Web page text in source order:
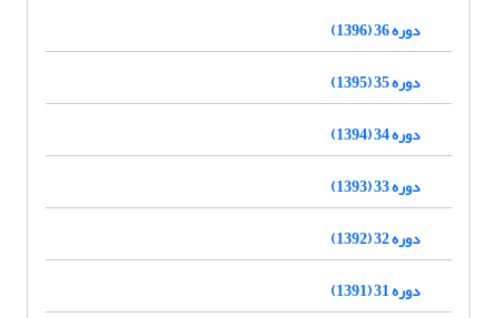
دوره 36 (1396)
دوره 35 (1395)
دوره 34 (1394)
دوره 33 (1393)
دوره 32 (1392)
دوره 31 (1391)